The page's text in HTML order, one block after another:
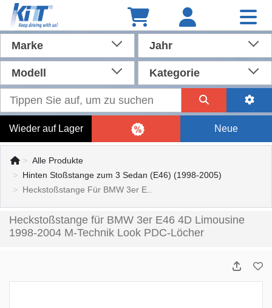
Marke Jahr
Modell Kategorie
Wieder auf Lager Neue
Alle Produkte
Hinten Stoßstange zum 3 Sedan (E46) (1998-2005)
Heckstoßstange Für BMW 3er E..
Heckstoßstange für BMW 3er E46 4D Limousine
1998-2004 M-Technik Look PDC-Löcher